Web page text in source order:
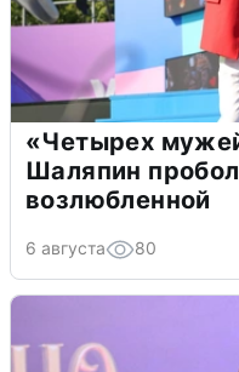
«Четырех
Шаляпин
возлюбленной
6 августа 80